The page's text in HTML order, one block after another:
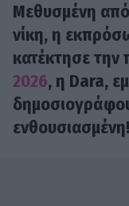
Μεθυσμένη
νίκη, η
κατέκτησε
2026, η Dara,
ενθουσιασμένη!